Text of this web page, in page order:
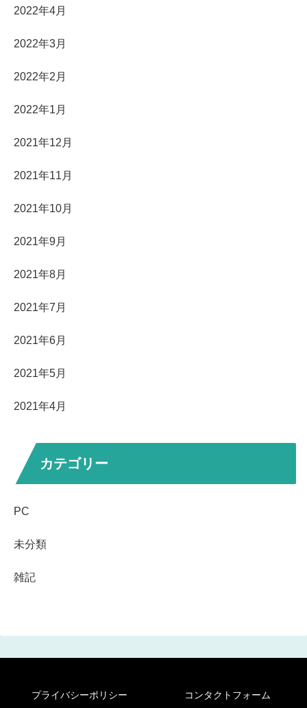
2022年4月
2022年3月
2022年2月
2022年1月
2021年12月
2021年11月
2021年10月
2021年9月
2021年8月
2021年7月
2021年6月
2021年5月
2021年4月
カテゴリー
PC
未分類
雑記
プライバシーポリシー コンタクトフォーム